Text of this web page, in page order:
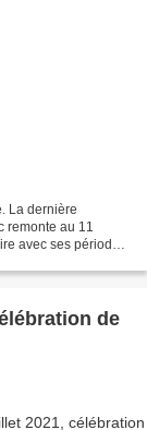
La dernière
remonte au 11
avec ses périodes
de